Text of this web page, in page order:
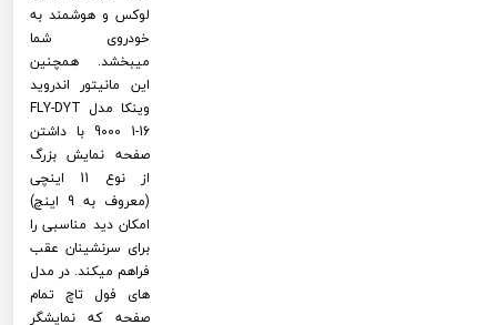
لوکس و هوشمند به
خودروی شما
میبخشد. همچنین
این مانیتور اندروید
وینکا مدل FLY-DYT
9000 1-16 با داشتن
صفحه نمایش بزرگ
از نوع 11 اینچی
(معروف به 9 اینچ)
امکان دید مناسبی را
برای سرنشینان عقب
فراهم میکند. در مدل
های فول تاچ تمام
صفحه که نمایشگر